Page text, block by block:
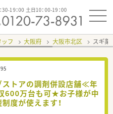
30-19：00 土日10：00-19：00
フ 大阪府 大阪市北区 スギ
ストアの調剤併設店舗≪年
600万台も可★お子様が中
度が使えます！